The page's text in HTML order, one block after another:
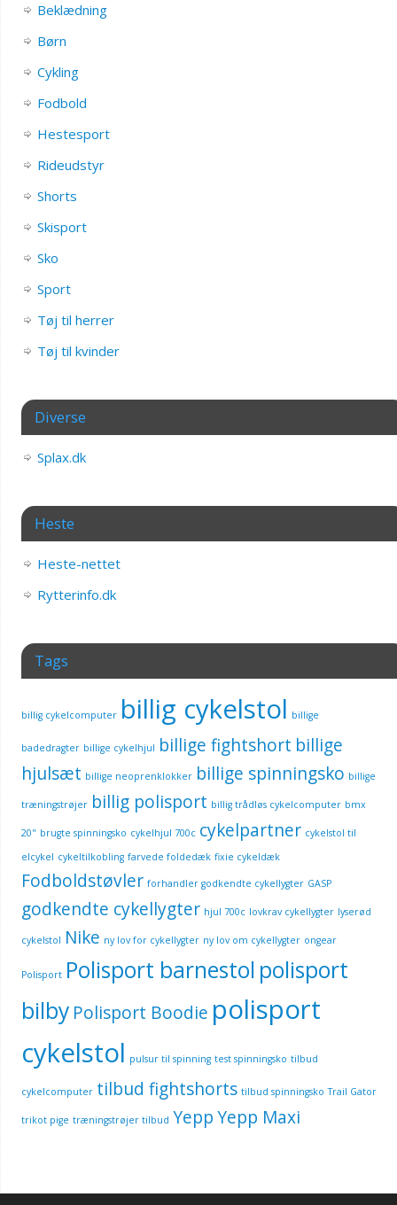
Beklædning
Børn
Cykling
Fodbold
Hestesport
Rideudstyr
Shorts
Skisport
Sko
Sport
Tøj til herrer
Tøj til kvinder
Diverse
Splax.dk
Heste
Heste-nettet
Rytterinfo.dk
Tags
billig cykelcomputer billig cykelstol billige
badedragter billige cykelhjul billige fightshort billige
hjulsæt billige neoprenklokker billige spinningsko billige
træningstrøjer billig polisport billig trådløs cykelcomputer bmx
20" brugte spinningsko cykelhjul 700c cykelpartner cykelstol til
elcykel cykeltilkobling farvede foldedæk fixie cykeldæk
Fodboldstøvler forhandler godkendte cykellygter GASP
godkendte cykellygter hjul 700c lovkrav cykellygter lyserød
cykelstol Nike ny lov for cykellygter ny lov om cykellygter ongear
Polisport Polisport barnestol polisport
bilby Polisport Boodie polisport
cykelstol pulsur til spinning test spinningsko tilbud
cykelcomputer tilbud fightshorts tilbud spinningsko Trail Gator
trikot pige træningstrøjer tilbud YeppYepp Maxi